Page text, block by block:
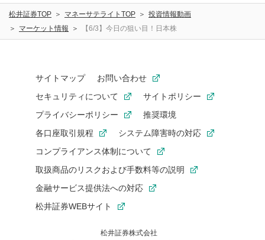
松井証券TOP マネーサテライトTOP
投資情報動画
マーケット情報
【6/3】今日の狙い目！日本株
サイトマップ
お問い合わせ
セキュリティについて
サイトポリシー
プライバシーポリシー
推奨環境
各口座取引規程
システム障害時の対応
コンプライアンス体制について
取扱商品のリスクおよび手数料等の説明
金融サービス提供法への対応
松井証券WEBサイト
松井証券株式会社